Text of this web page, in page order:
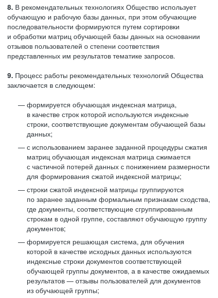
8. В рекомендательных технологиях Общество использует
обучающую и рабочую базы данных, при этом обучающие
последовательности формируются путем сортировки
и обработки матриц обучающей базы данных на основании
отзывов пользователей о степени соответствия
представленных им результатов тематике запросов.
9. Процесс работы рекомендательных технологий Общества
заключается в следующем:
формируется обучающая индексная матрица,
в качестве строк которой используются индексные
строки, соответствующие документам обучающей базы
данных;
с использованием заранее заданной процедуры сжатия
матриц обучающая индексная матрица сжимается
с частичной потерей данных с понижением размерности
для формирования сжатой индексной матрицы;
строки сжатой индексной матрицы группируются
по заранее заданным формальным признакам сходства,
где документы, соответствующие сгруппированным
строкам в одной группе, составляют обучающую группу
документов;
формируется решающая система, для обучения
которой в качестве исходных данных используются
индексные строки документов соответствующей
обучающей группы документов, а в качестве ожидаемых
результатов — отзывы пользователей для документов
из обучающей группы;